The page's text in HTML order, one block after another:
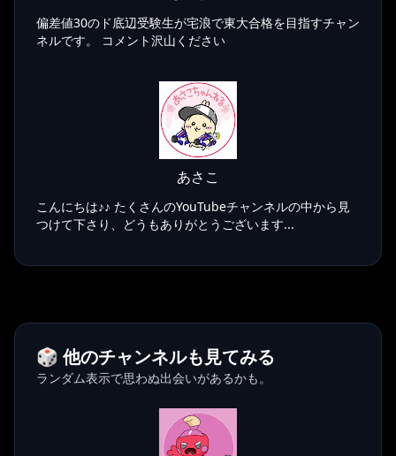
偏差値30のド底辺受験生が宅浪で東大合格を目指すチャン
ネルです。 コメント沢山ください
あさこ
こんにちは♪♪ たくさんのYouTubeチャンネルの中から見
つけて下さり、どうもありがとうございます...
🎲 他のチャンネルも見てみる
ランダム表示で思わぬ出会いがあるかも。